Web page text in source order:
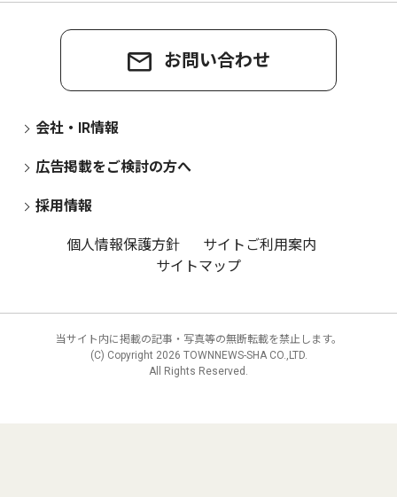
お問い合わせ
会社・IR情報
広告掲載をご検討の方へ
採用情報
個人情報保護方針
サイトご利用案内
サイトマップ
当サイト内に掲載の記事・写真等の無断転載を禁止します。
(C) Copyright 2026 TOWNNEWS-SHA CO.,LTD.
All Rights Reserved.